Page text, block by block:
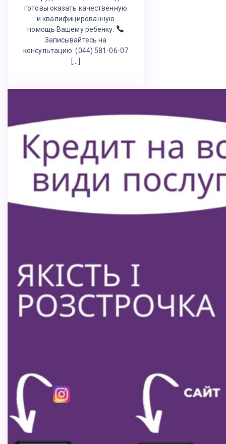
готовы оказать качественную
и квалифицированную
помощь Вашему ребенку.
Записывайтесь на
консультацию: (044) 581-06-07
[…]